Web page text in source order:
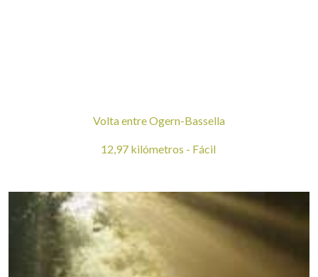
Volta entre Ogern-Bassella
12,97 kilómetros - Fácil